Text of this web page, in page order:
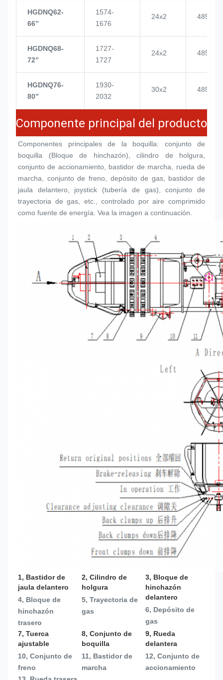
HGDNQ62-
66’’
1574-
1676
24x2 4855
HGDNQ68-
72’’
1727-
1727
24x2 4855
HGDNQ76-
80’’
1930-
2032
30x2 4855
Componente principal del producto
Componentes principales de la boquilla: conjunto de
boquilla (Bloque de hinchazón), cilindro de holgura,
conjunto de accionamiento, bastidor de marcha, rueda de
marcha, conjunto de freno, depósito de gas, bastidor de
jaula delantero, joystick (tubería de gas), conjunto de
trayectoria de gas, etc., controlado por aire comprimido
como fuente de energía. Vea la imagen a continuación.
1, Bastidor de
jaula delantero
4, Bloque de
hinchazón
trasero
2, Cilindro de
holgura
5, Trayectoria de
gas
3, Bloque de
hinchazón
delantero
6, Depósito de
gas
7, Tuerca
ajustable
10, Conjunto de
freno
8, Conjunto de
boquilla
11, Bastidor de
marcha
9, Rueda
delantera
12, Conjunto de
accionamiento